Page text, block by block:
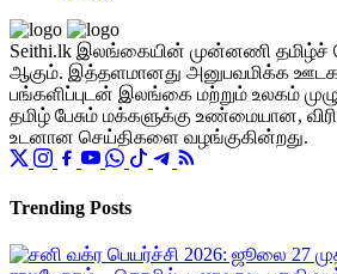
Seithi.lk இலங்கையின் முன்னணி
ஆகும். இத்தளமானது அனுபவமிக்க
பங்களிப்புடன் இலங்கை மற்றும் உலகம்
தமிழ் பேசும் மக்களுக்கு உண்மையான,
உடனான செய்திகளை வழங்குகின்றது.
Trending Posts